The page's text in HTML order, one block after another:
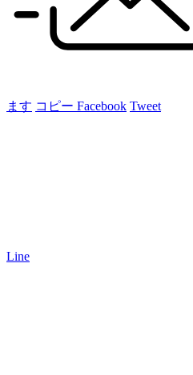
ます コピー Facebook Tweet
Line